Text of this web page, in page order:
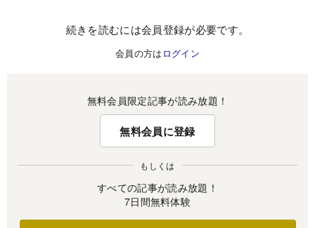
続きを読むには会員登録が必要です。
会員の方は ログイン
無料会員限定記事が読み放題！
無料会員に登録
もしくは
すべての記事が読み放題！
7日間無料体験